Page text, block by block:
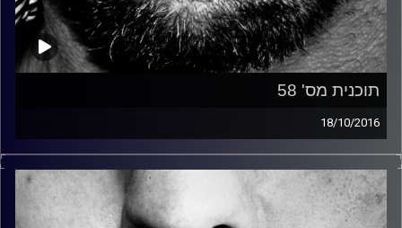
תוכנית מס' 58
18/10/2016
זיפים, מוזיקה מחוספסת של הופעות חיות. הרבה ג'אם, רוק,
בלוז, bluegrass, ג'אז, Fאנק, פרוגרסיב ואפילו אלקטרוניקה.
כל מה שחי, אמיתי ונושם.
עם שמוליק רגב.